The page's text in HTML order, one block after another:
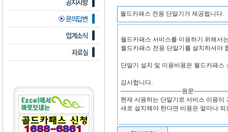
월드카패스 전용 단말기가 제공됩니다.
월드카패스 서비스를 이용하기 위해서
월드카패스 전용 단말기를 설치하셔야
단말기 설치 및 이용비용은 월드카패스
감사합니다.
------------------------------원문
현재 사용하는 단말기로 서비스 이용이
새로 설치해야 한다면 비용은 얼마나 되